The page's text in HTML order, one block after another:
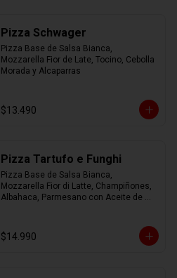
Pizza Schwager
Pizza Base de Salsa Bianca,
Mozzarella Fior de Late, Tocino, Cebolla
Morada y Alcaparras
$13.490
Pizza Tartufo e Funghi
Pizza Base de Salsa Bianca,
Mozzarella Fior di Latte, Champiñones,
Albahaca, Parmesano con Aceite de
$14.990